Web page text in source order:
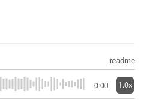
readme
0:00 1.0x